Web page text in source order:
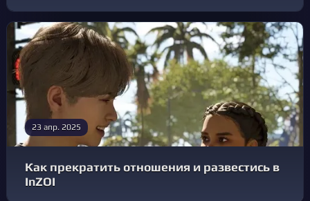
23 апр. 2025
Как прекратить отношения и развестись в
InZOI